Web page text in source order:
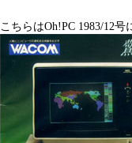
こちらはOh!PC 1983/12号